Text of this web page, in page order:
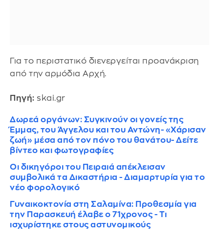
Για το περιστατικό διενεργείται προανάκριση
από την αρμόδια Αρχή.
Πηγή: skai.gr
Δωρεά οργάνων: Συγκινούν οι γονείς της
Έμμας, του Άγγελου και του Αντώνη- «Χάρισαν
ζωή» μέσα από τον πόνο του θανάτου- Δείτε
βίντεο και φωτογραφίες
Οι δικηγόροι του Πειραιά απέκλεισαν
συμβολικά τα Δικαστήρια - Διαμαρτυρία για το
νέο φορολογικό
Γυναικοκτονία στη Σαλαμίνα: Προθεσμία για
την Παρασκευή έλαβε ο 71χρονος - Τι
ισχυρίστηκε στους αστυνομικούς